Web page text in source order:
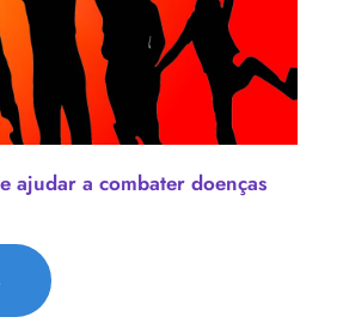
ajudar a combater doenças